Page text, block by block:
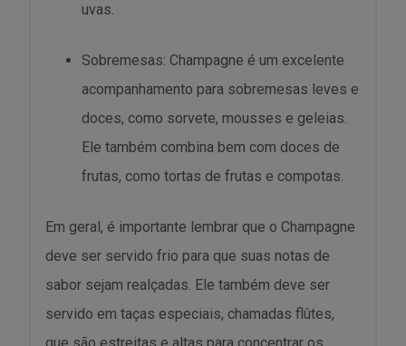
uvas.
Sobremesas: Champagne é um excelente
acompanhamento para sobremesas leves e
doces, como sorvete, mousses e geleias.
Ele também combina bem com doces de
frutas, como tortas de frutas e compotas.
Em geral, é importante lembrar que o Champagne
deve ser servido frio para que suas notas de
sabor sejam realçadas. Ele também deve ser
servido em taças especiais, chamadas flûtes,